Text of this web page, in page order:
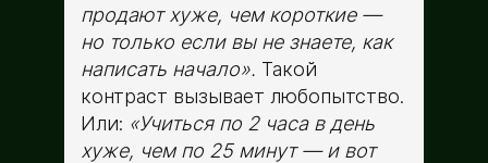
продают хуже, чем короткие —
но только если вы не знаете, как
написать начало». Такой
контраст вызывает любопытство.
Или: «Учиться по 2 часа в день
хуже, чем по 25 минут — и вот